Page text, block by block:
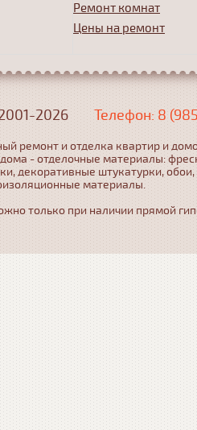
Ремонт комнат
Цены на ремонт
2026 Телефон: 8
ремонт и отделка квартир и
- отделочные материалы:
декоративные штукатурки,
материалы.
только при наличии прямой